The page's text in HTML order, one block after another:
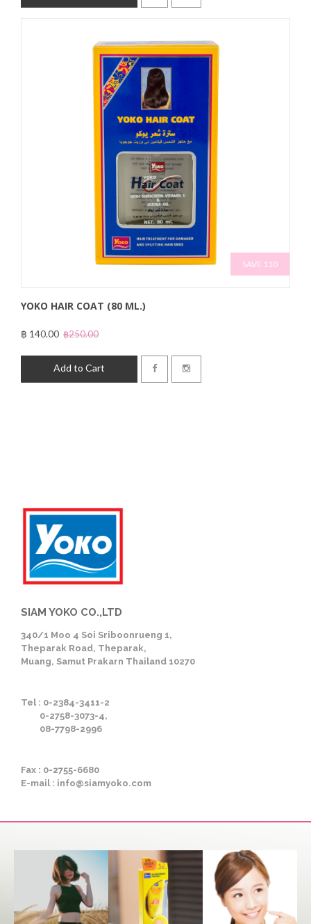
SAVE 110
YOKO HAIR COAT (80 ML.)
฿ 140.00 ฿250.00
Add to Cart
SIAM YOKO CO.,LTD
340/1 Moo 4 Soi Sriboonrueng 1,
Theparak Road, Theparak,
Muang, Samut Prakarn Thailand 10270
Tel : 0-2384-3411-2
0-2758-3073-4,
08-7798-2996
Fax : 0-2755-6680
E-mail : info@siamyoko.com